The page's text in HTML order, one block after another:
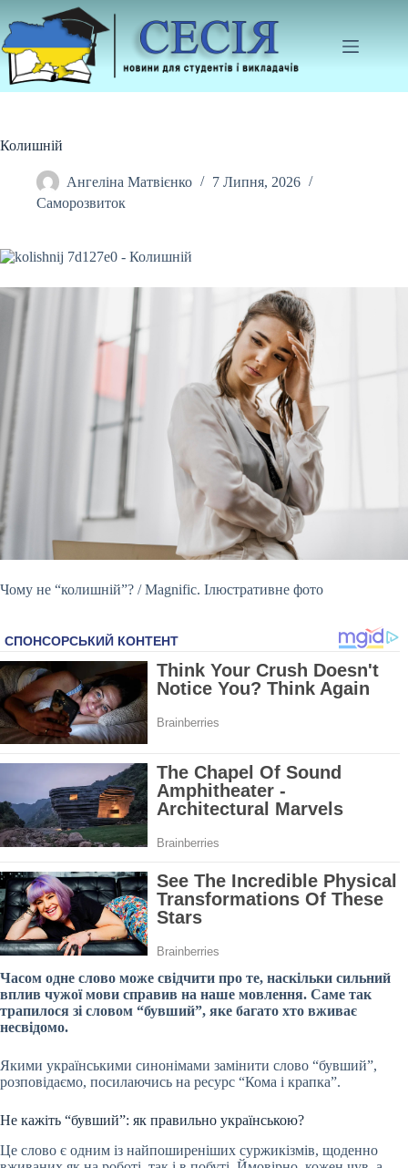
до
вмісту
Колишній
Ангеліна Матвієнко
7 Липня, 2026
Саморозвиток
Чому не “колишній”? / Magnific. Ілюстративне фото
Часом одне слово може свідчити про те, наскільки сильний
вплив чужої мови справив на наше мовлення. Саме так
трапилося зі словом “бувший”, яке багато хто вживає
несвідомо.
Якими українськими синонімами замінити слово “бувший”,
розповідаємо, посилаючись на ресурс “Кома і крапка”.
Не кажіть “бувший”: як правильно українською?
Це слово є одним із найпоширеніших суржикізмів, щоденно